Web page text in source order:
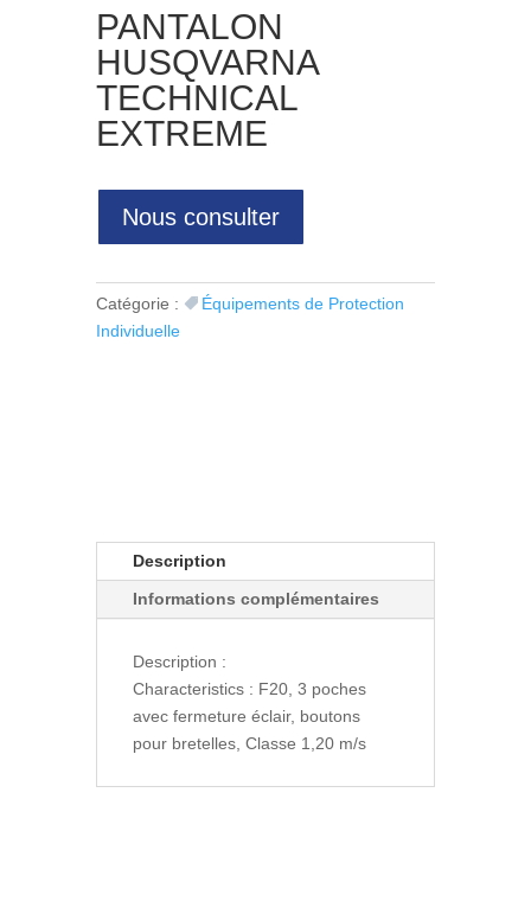
PANTALON
HUSQVARNA
TECHNICAL
EXTREME
Nous consulter
Catégorie :
Équipements de Protection
Individuelle
Description
Informations complémentaires
Description :
Characteristics : F20, 3 poches
avec fermeture éclair, boutons
pour bretelles, Classe 1,20 m/s